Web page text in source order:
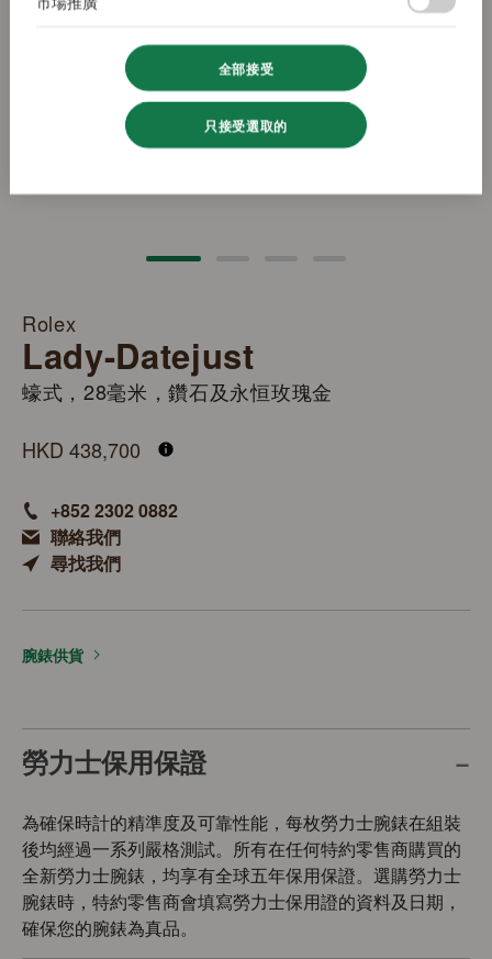
Rolex
Lady-Datejust
蠔式，28毫米，鑽石及永恒玫瑰金
HKD 438,700
+852 2302 0882
聯絡我們
尋找我們
腕錶供貨
勞力士保用保證
為確保時計的精準度及可靠性能，每枚勞力士腕錶在組裝
後均經過一系列嚴格測試。所有在任何特約零售商購買的
全新勞力士腕錶，均享有全球五年保用保證。選購勞力士
腕錶時，特約零售商會填寫勞力士保用證的資料及日期，
確保您的腕錶為真品。
全部接受
只接受選取的